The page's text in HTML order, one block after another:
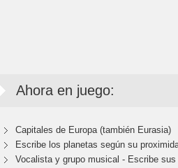
Ahora en juego:
Capitales de Europa (también Eurasia)
Escribe los planetas según su
Vocalista y grupo musical - Escribe sus